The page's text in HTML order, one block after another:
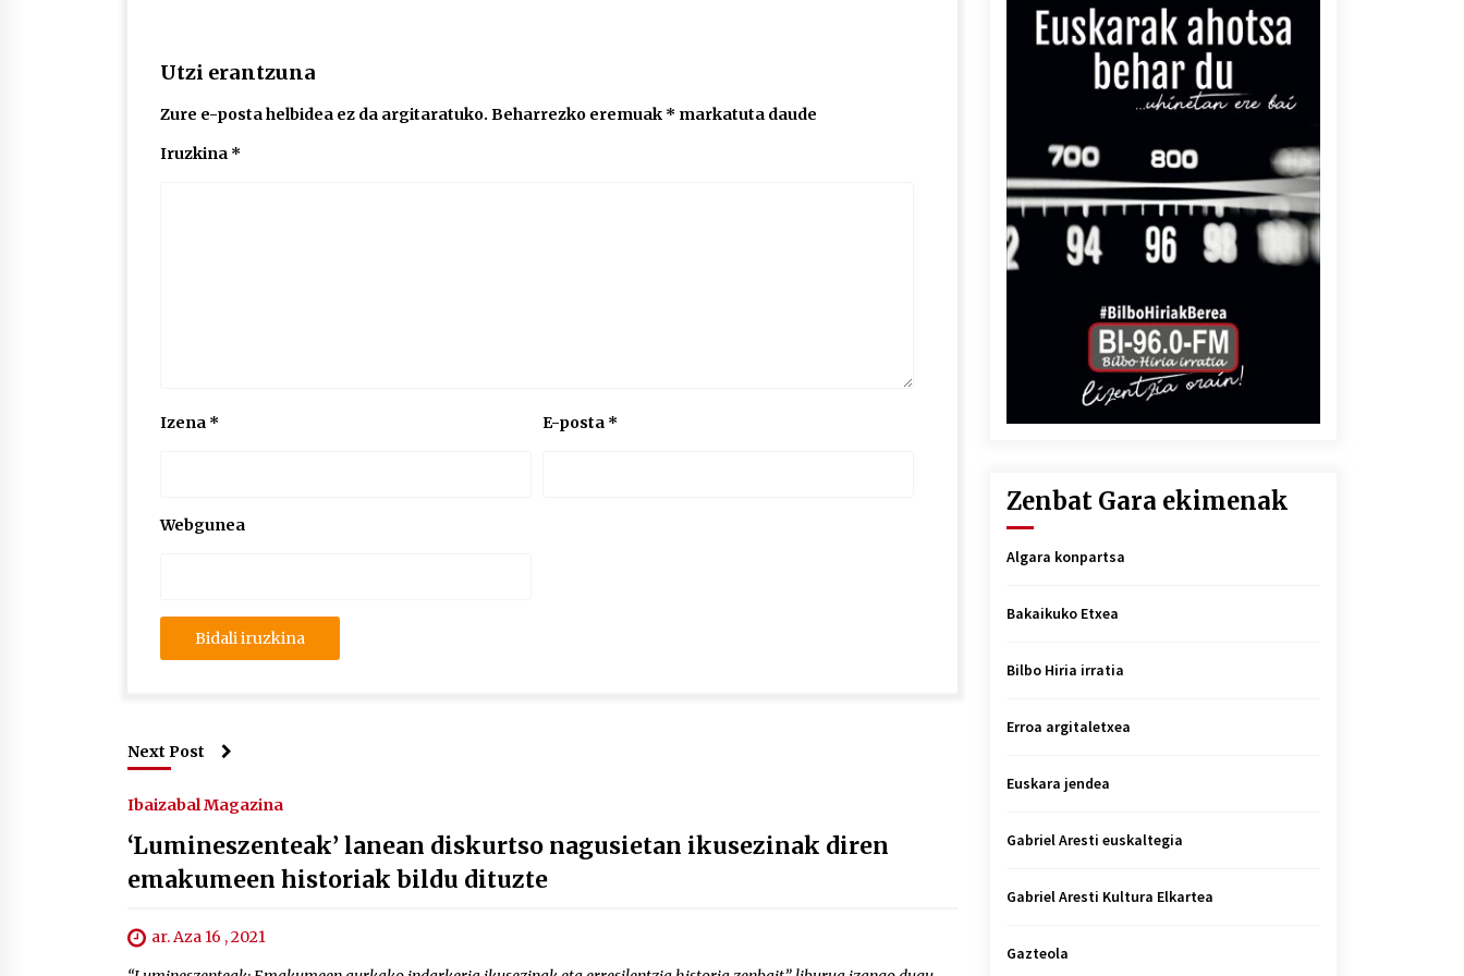
Utzi erantzuna
Zure e-posta helbidea ez da argitaratuko. Beharrezko eremuak * markatuta daude
Iruzkina *
Izena * E-posta *
Webgunea
Next Post
Ibaizabal Magazina
‘Lumineszenteak’ lanean diskurtso nagusietan ikusezinak diren
emakumeen historiak bildu dituzte
ar. Aza 16 , 2021
Zenbat Gara ekimenak
Algara konpartsa
Bakaikuko Etxea
Bilbo Hiria irratia
Erroa argitaletxea
Euskara jendea
Gabriel Aresti euskaltegia
Gabriel Aresti Kultura Elkartea
Gazteola